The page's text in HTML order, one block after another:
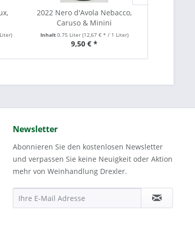
2022 Nero d'Avola Nebacco,
Caruso & Minini
Inhalt 0.75 Liter (12,67 € * / 1 Liter)
9,50 € *
Newsletter
Abonnieren Sie den kostenlosen Newsletter
und verpassen Sie keine Neuigkeit oder Aktion
mehr von Weinhandlung Drexler.